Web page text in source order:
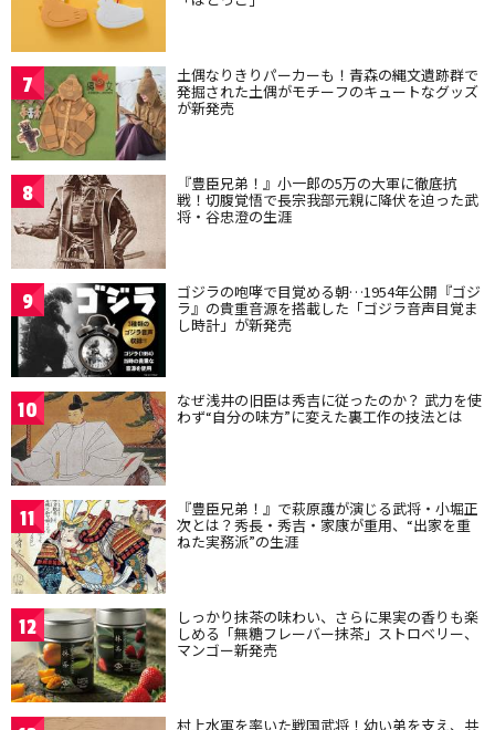
7 土偶なりきりパーカーも！青森の縄文遺跡群で
発掘された土偶がモチーフのキュートなグッズ
が新発売
8 『豊臣兄弟！』小一郎の5万の大軍に徹底抗
戦！切腹覚悟で長宗我部元親に降伏を迫った武
将・谷忠澄の生涯
9 ゴジラの咆哮で目覚める朝…1954年公開『ゴジ
ラ』の貴重音源を搭載した「ゴジラ音声目覚ま
し時計」が新発売
10 なぜ浅井の旧臣は秀吉に従ったのか？ 武力を使
わず“自分の味方”に変えた裏工作の技法とは
11 『豊臣兄弟！』で萩原護が演じる武将・小堀正
次とは？秀長・秀吉・家康が重用、“出家を重
ねた実務派”の生涯
12 しっかり抹茶の味わい、さらに果実の香りも楽
しめる「無糖フレーバー抹茶」ストロベリー、
マンゴー新発売
村上水軍を率いた戦国武将！幼い弟を支え、共